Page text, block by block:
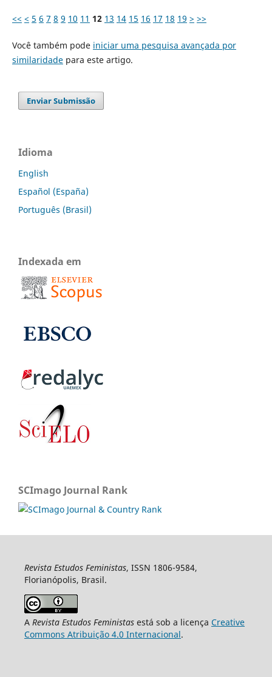
<< < 5 6 7 8 9 10 11 12 13 14 15 16 17 18 19 > >>
Você também pode iniciar uma pesquisa avançada por
similaridadepara este artigo.
Enviar Submissão
Idioma
English
Español (España)
Português (Brasil)
Indexada em
SCImago Journal Rank
Revista Estudos Feministas, ISSN 1806-9584,
Florianópolis, Brasil.
A Revista Estudos Feministasestá sob a licença Creative
Commons Atribuição 4.0 Internacional.